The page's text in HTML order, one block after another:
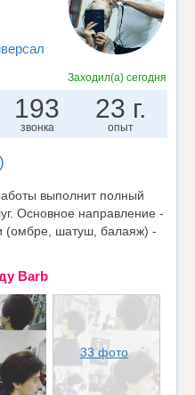
Заходил(а) сегодня
193
звонка
23 г.
опыт
выполнит полный
Основное направление -
(омбре, шатуш, балаяж) -
Barb
33 фото